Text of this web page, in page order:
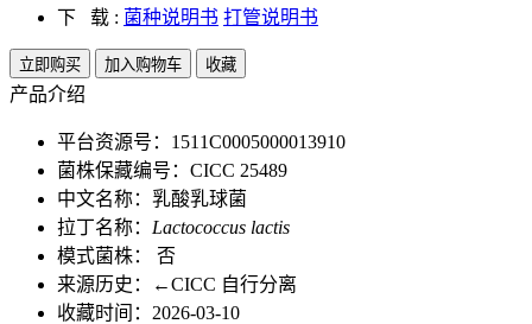
下 载 : 菌种说明书 打管说明书
立即购买 加入购物车 收藏
产品介绍
平台资源号：1511C0005000013910
菌株保藏编号：CICC 25489
中文名称：乳酸乳球菌
拉丁名称： Lactococcus lactis
模式菌株： 否
来源历史：←CICC 自行分离
收藏时间：2026-03-10